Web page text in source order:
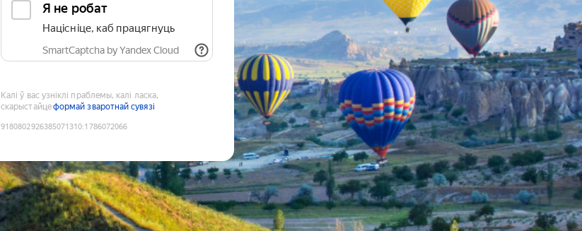
Я не робат
Націсніце, каб працягнуць
SmartCaptcha by Yandex Cloud
Калі ў вас узніклі праблемы, калі ласка,
скарыстайцеформай зваротнай сувязі
9180802926385071310:1786072066